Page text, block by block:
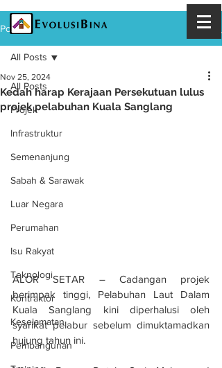
Post
All Posts
Projek
Infrastruktur
Semenanjung
Sabah & Sarawak
Luar Negara
Perumahan
Isu Rakyat
Teknologi
Kontraktor
Keselamatan
Pembangunan
All Posts
Kedah harap Kerajaan Persekutuan lulus
projek pelabuhan Kuala Sanglang
Nov 25, 2024
ALOR SETAR – Cadangan projek
berimpak tinggi, Pelabuhan Laut Dalam
Kuala Sanglang kini diperhalusi oleh
syarikat pelabur sebelum dimuktamadkan
hujung tahun ini.